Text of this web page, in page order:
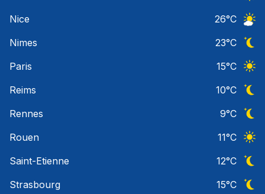
Nice
26°C
Nimes
23°C
Paris
15°C
Reims
10°C
Rennes
9°C
Rouen
11°C
Saint-Etienne
12°C
Strasbourg
15°C